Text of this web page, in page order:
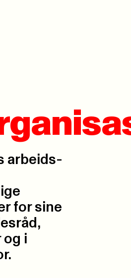
arbeids­
for sine
og i